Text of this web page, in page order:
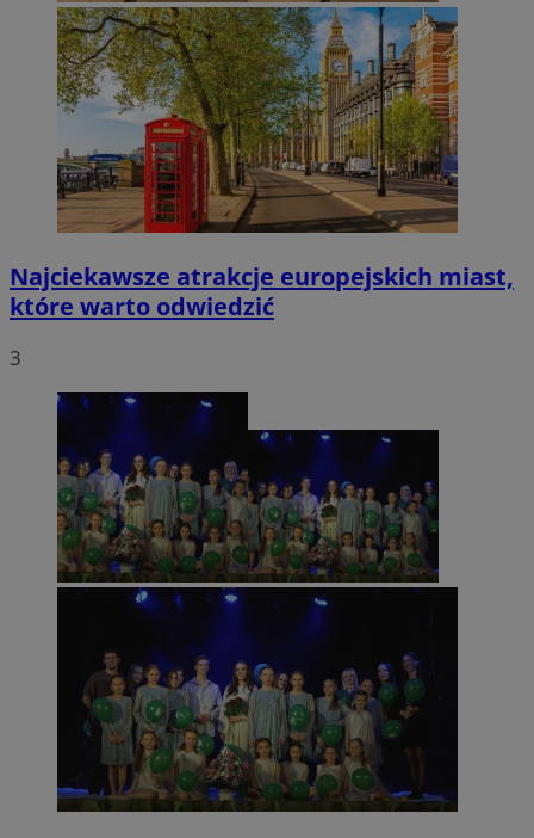
Najciekawsze atrakcje europejskich miast,
które warto odwiedzić
3